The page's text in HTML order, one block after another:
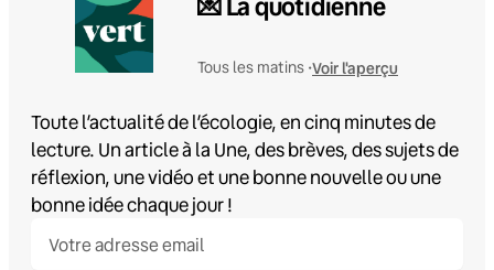
Tous les matins •Voir l'aperçu
Toute l’actualité de l’écologie, en cinq minutes de
lecture. Un article à la Une, des brèves, des sujets de
réflexion, une vidéo et une bonne nouvelle ou une
bonne idée chaque jour !